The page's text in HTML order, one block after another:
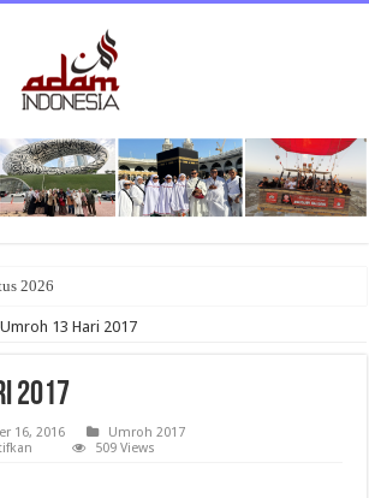
2026
Umroh 13 Hari 2017
2017
16, 2016
Umroh 2017
509 Views